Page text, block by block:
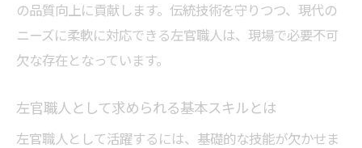
愛知県で左官キャリアアップを実現
左官キャリアアップを叶える現場選びのポ
愛知県で評価される左官職人の特徴とは
コンクリート現場で左官が重視される背景
の品質向上に貢献します。伝統技術を守りつつ、現代の
ニーズに柔軟に対応できる左官職人は、現場で必要不可
欠な存在となっています。
左官職人として求められる基本スキルとは
左官職人として活躍するには、基礎的な技能が欠かせま